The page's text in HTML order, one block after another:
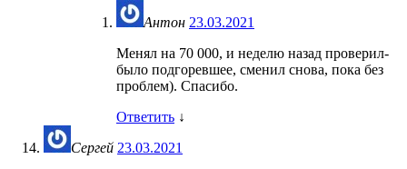
Антон 23.03.2021
Менял на 70 000, и неделю назад проверил-
было подгоревшее, сменил снова, пока без
проблем). Спасибо.
Ответить ↓
Сергей 23.03.2021